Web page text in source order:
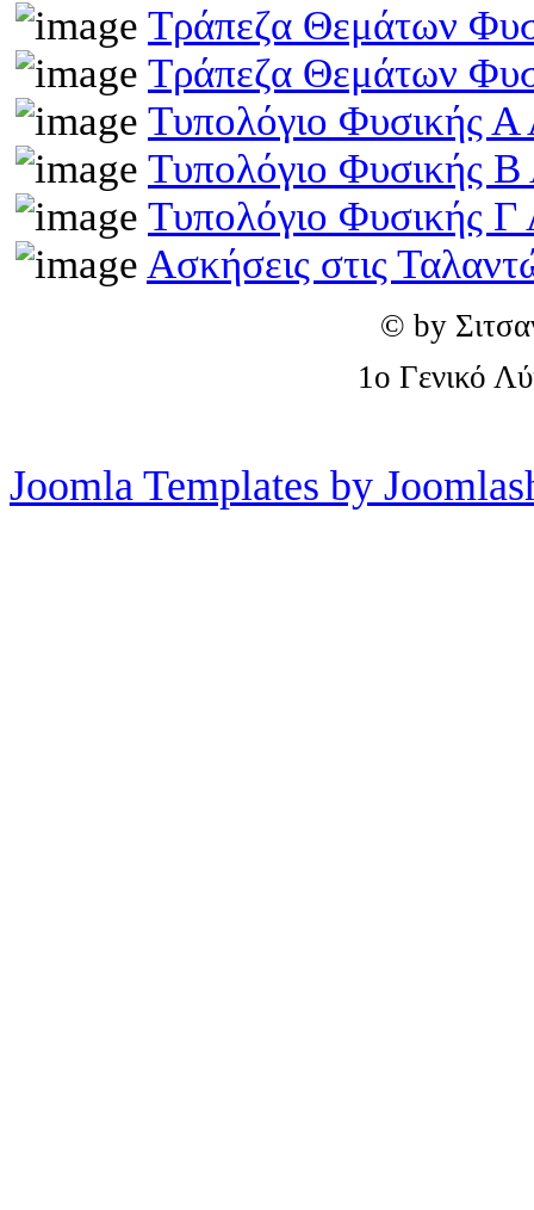
Τράπεζα Θεμάτων
Τράπεζα Θεμάτων
Τυπολόγιο Φυσικής Α
Τυπολόγιο Φυσικής Β
Τυπολόγιο Φυσικής Γ
Ασκήσεις στις
© by
1o Γενικό
Joomla Templates by